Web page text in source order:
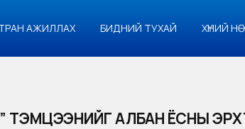
АЖИЛЛАХ БИДНИЙ ТУХАЙ ХҮНИЙ
ТЭМЦЭЭНИЙГ АЛБАН ЁСНЫ